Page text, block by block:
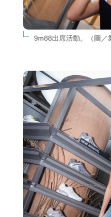
9m88出席活動。（圖／